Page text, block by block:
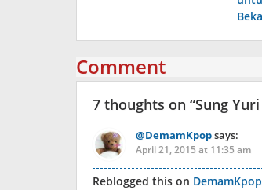
Comment
7 thoughts on “Sung
@DemamKpopsays:
April 21, 2015 at 11:35 am
Reblogged this on DemamKpop